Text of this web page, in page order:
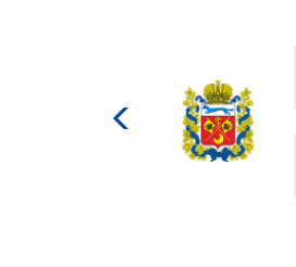
культуры
Российской